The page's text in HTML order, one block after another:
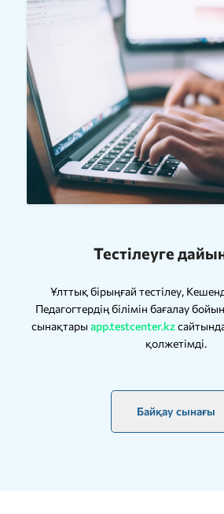
Тестілеуге
Ұлттық бірыңғай тестілеу,
Педагогтердің білімін бағалау
сынақтары app.testcenter.kz
қолжетімді.
Байқау сынағы